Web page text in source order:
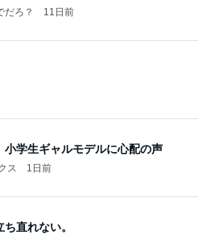
だろ？ 11日前
小学生ギャルモデルに心配の声
ス 1日前
直れない。